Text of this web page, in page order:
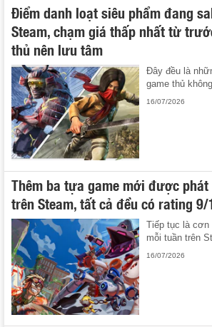
Điểm danh loạt siêu phẩm đang
Steam, chạm giá thấp nhất từ
thủ nên lưu tâm
Đây đều là
game thủ
16/07/2026
Thêm ba tựa game mới được
trên Steam, tất cả đều có rating
Tiếp tục là cơn
mỗi tuần trên
16/07/2026